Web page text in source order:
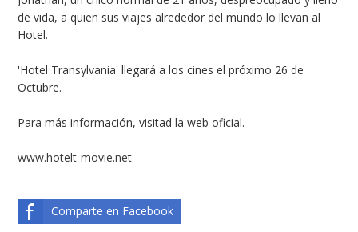
de vida, a quien sus viajes alrededor del mundo lo llevan al
Hotel.
'Hotel Transylvania' llegará a los cines el próximo 26 de
Octubre.
Para más información, visitad la web oficial.
www.hotelt-movie.net
Comparte en Facebook